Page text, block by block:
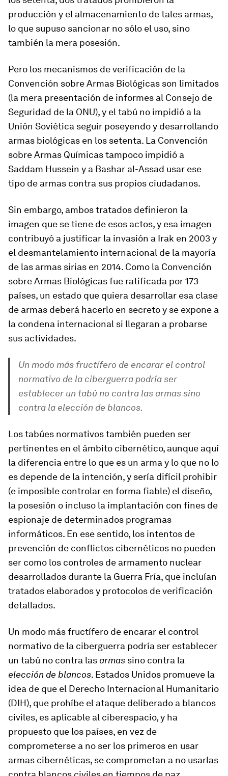
producción y el almacenamiento de tales armas,
lo que supuso sancionar no sólo el uso, sino
también la mera posesión.
Pero los mecanismos de verificación de la
Convención sobre Armas Biológicas son limitados
(la mera presentación de informes al Consejo de
Seguridad de la ONU), y el tabú no impidió a la
Unión Soviética seguir poseyendo y desarrollando
armas biológicas en los setenta. La Convención
sobre Armas Químicas tampoco impidió a
Saddam Hussein y a Bashar al-Assad usar ese
tipo de armas contra sus propios ciudadanos.
Sin embargo, ambos tratados definieron la
imagen que se tiene de esos actos, y esa imagen
contribuyó a justificar la invasión a Irak en 2003 y
el desmantelamiento internacional de la mayoría
de las armas sirias en 2014. Como la Convención
sobre Armas Biológicas fue ratificada por 173
países, un estado que quiera desarrollar esa clase
de armas deberá hacerlo en secreto y se expone a
la condena internacional si llegaran a probarse
sus actividades.
Un modo más fructífero de encarar el control
normativo de la ciberguerra podría ser
establecer un tabú no contra las armassino
contra la elección de blancos.
Los tabúes normativos también pueden ser
pertinentes en el ámbito cibernético, aunque aquí
la diferencia entre lo que es un arma y lo que no lo
es depende de la intención, y sería difícil prohibir
(e imposible controlar en forma fiable) el diseño,
la posesión o incluso la implantación con fines de
espionaje de determinados programas
informáticos. En ese sentido, los intentos de
prevención de conflictos cibernéticos no pueden
ser como los controles de armamento nuclear
desarrollados durante la Guerra Fría, que incluían
tratados elaborados y protocolos de verificación
detallados.
Un modo más fructífero de encarar el control
normativo de la ciberguerra podría ser establecer
un tabú no contra lasarmas sino contra la
elección de blancos. Estados Unidos promueve la
idea de que el Derecho Internacional Humanitario
(DIH), que prohíbe el ataque deliberado a blancos
civiles, es aplicable al ciberespacio, y ha
propuesto que los países, en vez de
comprometerse a no ser los primeros en usar
armas cibernéticas, se comprometan a no usarlas